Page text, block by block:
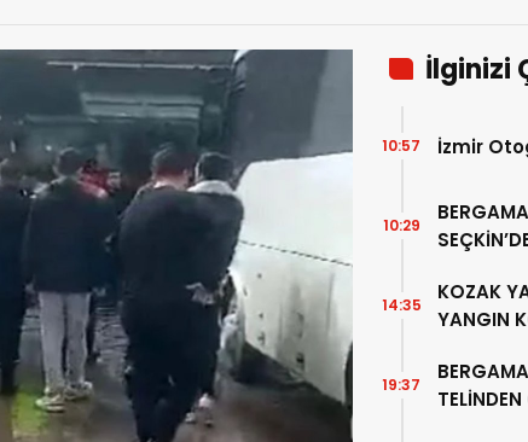
İlginizi
İzmir
10:57
10:29
KOZAK
YANGIN
14:35
19:37